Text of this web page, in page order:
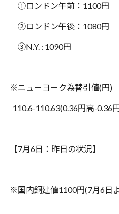
①ロンドン午前： 1100円
②ロンドン午後： 1080円
③N.Y. : 1090円
※ニューヨーク為替引値(円)
110.6-110.63(0.36円高-0.36
【7月6日：昨日の状況】
※国内銅建値1100円(7月6日